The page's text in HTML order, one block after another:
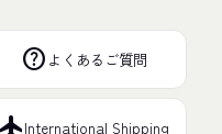
help よくあるご質問
flightInternational Shipping